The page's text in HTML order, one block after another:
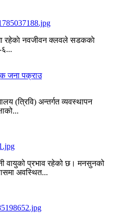
रहेकाे नवजीवन क्लवले सडककाे
६...
जना पक्राउ
(त्रिवि) अन्तर्गत व्यवस्थापन
वायुको प्रभाव रहेको छ। मनसुनको
अवस्थित...